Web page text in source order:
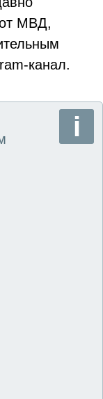
МВД,
канал.